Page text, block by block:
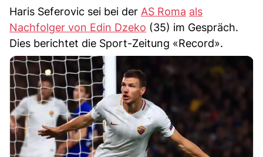
Haris Seferovic sei bei der AS Roma als
Nachfolger von Edin Dzeko (35) im Gespräch.
Dies berichtet die Sport-Zeitung «Record».